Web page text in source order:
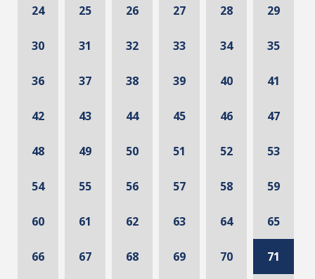
24 25 26 27 28 29
30 31 32 33 34 35
36 37 38 39 40 41
42 43 44 45 46 47
48 49 50 51 52 53
54 55 56 57 58 59
60 61 62 63 64 65
66 67 68 69 70 71